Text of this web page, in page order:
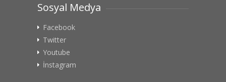
Sosyal Medya
Facebook
Twitter
Youtube
İnstagram